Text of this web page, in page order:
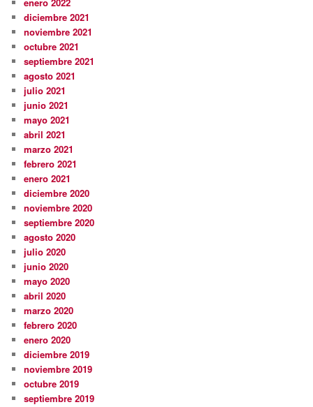
diciembre 2021
noviembre 2021
octubre 2021
septiembre 2021
agosto 2021
julio 2021
junio 2021
mayo 2021
abril 2021
marzo 2021
febrero 2021
enero 2021
diciembre 2020
noviembre 2020
septiembre 2020
agosto 2020
julio 2020
junio 2020
mayo 2020
abril 2020
marzo 2020
febrero 2020
enero 2020
diciembre 2019
noviembre 2019
octubre 2019
septiembre 2019